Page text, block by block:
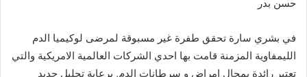
حسن بدر
في بشري سارة تحقق طفرة غير مسبوقة لمرضى لوكيميا الدم
الليمفاوية المزمنة قامت بها احدي الشركات العالمية الامريكية والتي
تعتبر رائدة بمجال امراض و سرطانات الدم, برعاية تحليل جديد